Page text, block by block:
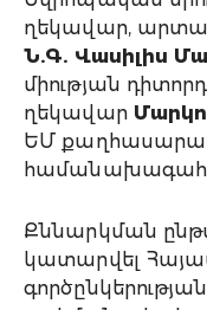
ղեկավար,
Ն.Գ. Վասիլիս
միության
ղեկավար
ԵՄ
համանախագահ
Քննարկման
կատարվել